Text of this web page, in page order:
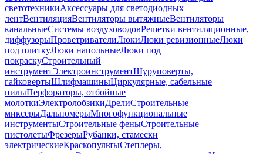
светотехникиАксессуары для светодиодных
лентВентиляцияВентиляторы вытяжныеВентиляторы
канальныеСистемы воздуховодовРешетки вентиляционные,
диффузорыПроветривателиЛюкиЛюки ревизионныеЛюки
под плиткуЛюки напольныеЛюки под
покраскуСтроительный
инструментЭлектроинструментШуруповерты,
гайковертыШлифмашиныЦиркулярные, сабельные
пилыПерфораторы, отбойные
молоткиЭлектролобзикиДрелиСтроительные
миксерыДальномерыМногофункциональные
инструментыСтроительные феныСтроительные
пистолетыФрезерыРубанки, стамески
электрическиеКраскопультыСтеплеры,